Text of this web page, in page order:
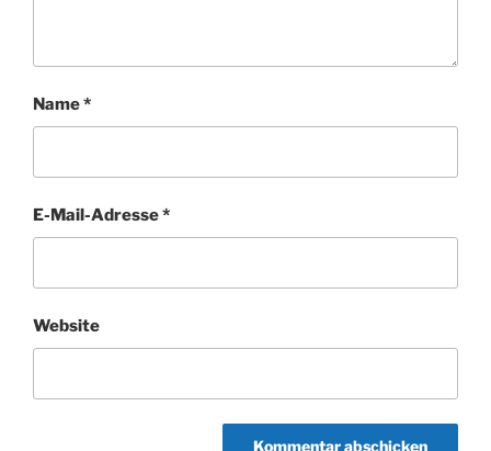
Name*
E-Mail-Adresse*
Website